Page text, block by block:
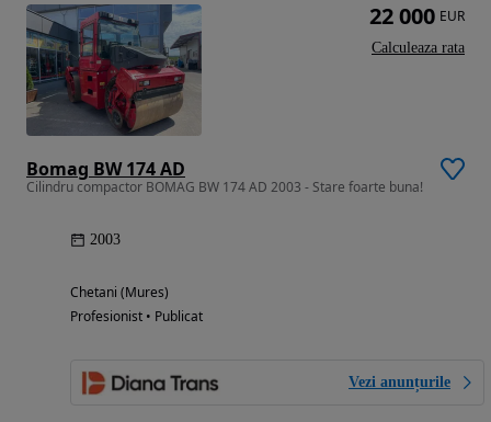
Bomag BW 174 AD
Cilindru compactor BOMAG BW 174 AD 2003 - Stare foarte buna!
2003
Chetani (Mures)
Profesionist • Publicat
Vezi anunțurile
22 000 EUR
Calculeaza rata